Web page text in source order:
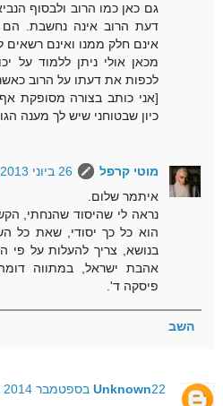
גם כאן כמו הרוב ולבסוף
דעת הרוב אינה נחשבת.
אינם חלק ממנו ואינם
מכאן אולי ניתן ללמוד על
לכפות את דעתו על הרוב
[אני כותב בצורה מסופקת אף
כיון שבטוחני שיש לך מענה
מוטי קרפל
26 ביוני 2013 בשעה 10:36
איתמר שלום.
נראה לי שהיסוד שהנחתי,
הוא כל כך יסודי, שאת כל
בנושא, צריך להעלות על פי
אהבת ישראל, במתווה
פיסקה ד'.
השב
Unknown22 בספטמבר 2014 בשעה 18:14